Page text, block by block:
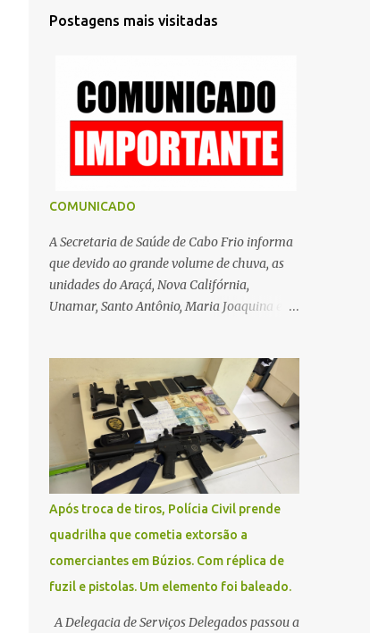
Postagens mais visitadas
COMUNICADO
A Secretaria de Saúde de Cabo Frio informa
que devido ao grande volume de chuva, as
unidades do Araçá, Nova Califórnia,
Unamar, Santo Antônio, Maria Joaquina e
dia serão remarcadas; a orientação é que os
pacientes procurem as unidades na
segunda-feira (2) para saberem o dia da
remarcação. Contamos com a compreensão
de toda população, pois se trata de uma
situação climática que foge ao controle da
administração pública.
Após troca de tiros, Polícia Civil prende
quadrilha que cometia extorsão a
comerciantes em Búzios. Com réplica de
fuzil e pistolas. Um elemento foi baleado.
A Delegacia de Serviços Delegados passou a